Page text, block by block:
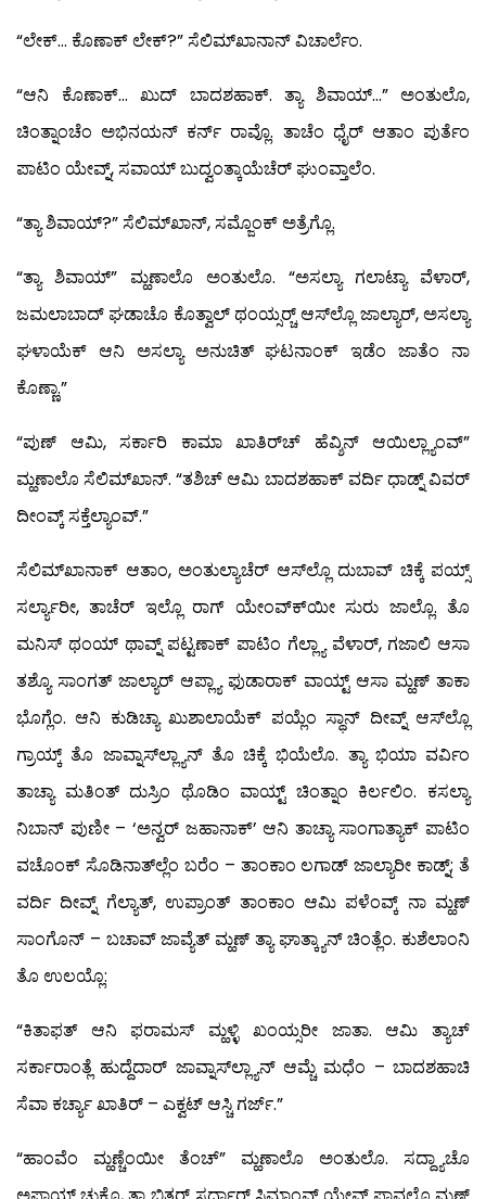
“ಲೇಕ್… ಕೊಣಾಕ್ ಲೇಕ್?” ಸೆಲಿಮ್‍ಖಾನಾನ್ ವಿಚಾರ್ಲೆಂ.
“ಆನಿ ಕೊಣಾಕ್… ಖುದ್ ಬಾದಶಹಾಕ್. ತ್ಯಾ ಶಿವಾಯ್…” ಅಂತುಲೊ,
ಚಿಂತ್ನಾಂಚೆಂ ಅಭಿನಯನ್ ಕರ್ನ್ ರಾವ್ಲೊ. ತಾಚೆಂ ಧೈರ್ ಆತಾಂ ಪುರ್ತೆಂ
ಪಾಟಿಂ ಯೇವ್ನ್, ಸವಾಯ್ ಬುದ್ವಂತ್ಕಾಯೆಚೆರ್ ಘುಂವ್ತಾಲೆಂ.
“ತ್ಯಾ ಶಿವಾಯ್?” ಸೆಲಿಮ್‍ಖಾನ್, ಸಮ್ಜೊಂಕ್ ಅತ್ರೆಗ್ಲೊ.
“ತ್ಯಾ ಶಿವಾಯ್” ಮ್ಹಣಾಲೊ ಅಂತುಲೊ. “ಅಸಲ್ಯಾ ಗಲಾಟ್ಯಾ ವೆಳಾರ್,
ಜಮಲಾಬಾದ್ ಘಡಾಚೊ ಕೊತ್ವಾಲ್ ಥಂಯ್ಸರ್‍ಚ್ ಆಸ್‍ಲ್ಲೊ ಜಾಲ್ಯಾರ್, ಅಸಲ್ಯಾ
ಘಳಾಯೆಕ್ ಆನಿ ಅಸಲ್ಯಾ ಅನುಚಿತ್ ಘಟನಾಂಕ್ ಇಡೆಂ ಜಾತೆಂ ನಾ
ಕೊಣ್ಣಾ.”
“ಪುಣ್ ಆಮಿ, ಸರ್ಕಾರಿ ಕಾಮಾ ಖಾತಿರ್‌ಚ್ ಹೆವ್ಶಿನ್ ಆಯಿಲ್ಲ್ಯಾಂವ್”
ಮ್ಹಣಾಲೊ ಸೆಲಿಮ್‍ಖಾನ್. “ತಶಿಚ್ ಆಮಿ ಬಾದಶಹಾಕ್ ವರ್ದಿ ಧಾಡ್ನ್ ವಿವರ್
ದೀಂವ್ಕ್ ಸಕ್ತೆಲ್ಯಾಂವ್.”
ಸೆಲಿಮ್‍ಖಾನಾಕ್ ಆತಾಂ, ಅಂತುಲ್ಯಾಚೆರ್ ಆಸ್‍ಲ್ಲೊ ದುಬಾವ್ ಚಿಕ್ಕೆ ಪಯ್ಸ್
ಸರ್ಲ್ಯಾರೀ, ತಾಚೆರ್ ಇಲ್ಲೊ ರಾಗ್ ಯೇಂವ್ಕ್‍ಯೀ ಸುರು ಜಾಲ್ಲೊ. ತೊ
ಮನಿಸ್ ಥಂಯ್ ಥಾವ್ನ್ ಪಟ್ಟಣಾಕ್ ಪಾಟಿಂ ಗೆಲ್ಲ್ಯಾ ವೆಳಾರ್, ಗಜಾಲಿ ಆಸಾ
ತಶ್ಯೊ ಸಾಂಗತ್ ಜಾಲ್ಯಾರ್ ಆಪ್ಲ್ಯಾ ಫುಡಾರಾಕ್ ವಾಯ್ಟ್ ಆಸಾ ಮ್ಹಣ್ ತಾಕಾ
ಭೊಗ್ಲೆಂ. ಆನಿ ಕುಡಿಚ್ಯಾ ಖುಶಾಲಾಯೆಕ್ ಪಯ್ಲೆಂ ಸ್ಥಾನ್ ದೀವ್ನ್ ಆಸ್‍ಲ್ಲೊ
ಗ್ರಾಯ್ಕ್ ತೊ ಜಾವ್ನಾಸ್‍ಲ್ಲ್ಯಾನ್ ತೊ ಚಿಕ್ಕೆ ಭಿಯೆಲೊ. ತ್ಯಾ ಭಿಯಾ ವರ್ವಿಂ
ತಾಚ್ಯಾ ಮತಿಂತ್ ದುಸ್ರಿಂ ಥೊಡಿಂ ವಾಯ್ಟ್ ಚಿಂತ್ನಾಂ ಕಿರ್ಲಲಿಂ. ಕಸಲ್ಯಾ
ನಿಬಾನ್ ಪುಣೀ – ‘ಅನ್ವರ್ ಜಹಾನಾಕ್’ ಆನಿ ತಾಚ್ಯಾ ಸಾಂಗಾತ್ಯಾಕ್ ಪಾಟಿಂ
ವಚೊಂಕ್ ಸೊಡಿನಾತ್‍ಲ್ಲೆಂ ಬರೆಂ – ತಾಂಕಾಂ ಲಗಾಡ್ ಜಾಲ್ಯಾರೀ ಕಾಡ್ನ್; ತೆ
ವರ್ದಿ ದೀವ್ನ್ ಗೆಲ್ಯಾತ್, ಉಪ್ರಾಂತ್ ತಾಂಕಾಂ ಆಮಿ ಪಳೆಂವ್ಕ್ ನಾ ಮ್ಹಣ್
ಸಾಂಗೊನ್ – ಬಚಾವ್ ಜಾವ್ಯೆತ್ ಮ್ಹಣ್ ತ್ಯಾ ಘಾತ್ಕ್ಯಾನ್ ಚಿಂತ್ಲೆಂ. ಕುಶೆಲಾಂನಿ
ತೊ ಉಲಯ್ಲೊ:
“ಕಿತಾಫತ್ ಆನಿ ಫರಾಮಸ್ ಮ್ಹಳ್ಳಿ ಖಂಯ್ಸರೀ ಜಾತಾ. ಆಮಿ ತ್ಯಾಚ್
ಸರ್ಕಾರಾಂತ್ಲೆ ಹುದ್ದೆದಾರ್ ಜಾವ್ನಾಸ್‍ಲ್ಲ್ಯಾನ್ ಆಮ್ಚೆ ಮಧೆಂ – ಬಾದಶಹಾಚಿ
ಸೆವಾ ಕರ್ಚ್ಯಾ ಖಾತಿರ್ – ಎಕ್ವಟ್ ಆಸ್ಚಿ ಗರ್ಜ್.”
“ಹಾಂವೆಂ ಮ್ಹಣ್ಚೆಂಯೀ ತೆಂಚ್” ಮ್ಹಣಾಲೊ ಅಂತುಲೊ. ಸದ್ದ್ಯಾಚೊ